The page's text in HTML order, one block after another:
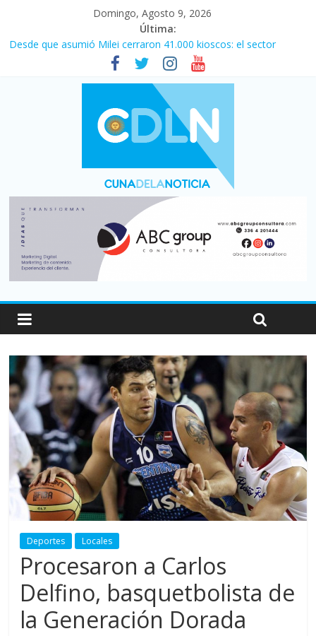
Domingo, Agosto 9, 2026
Última:
Desde que asumió Milei cerraron 41.000 kioscos: el sector
denuncia crisis como en 2001
El agro argentino logró un récord histórico de exportaciones en
Duelo internacional: Falleció Jorge Messi, el papá de Leo
Central se despertó y selló una victoria con remontada incluida
por 2 a 1 ante Aldosivi
La morosidad alcanzó su nivel más alto en dos décadas y ya
afecta a 400 mil deudores en Santa Fe
Deportes Locales
Procesaron a Carlos
Delfino, basquetbolista de
la Generación Dorada